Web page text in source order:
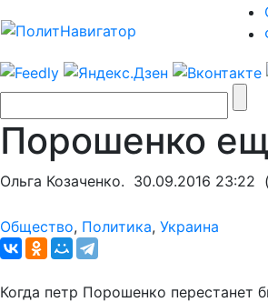
Порошенко
Ольга Козаченко. 30.09.2016 23:22
Общество, Политика, Украина
Когда петр Порошенко перестанет